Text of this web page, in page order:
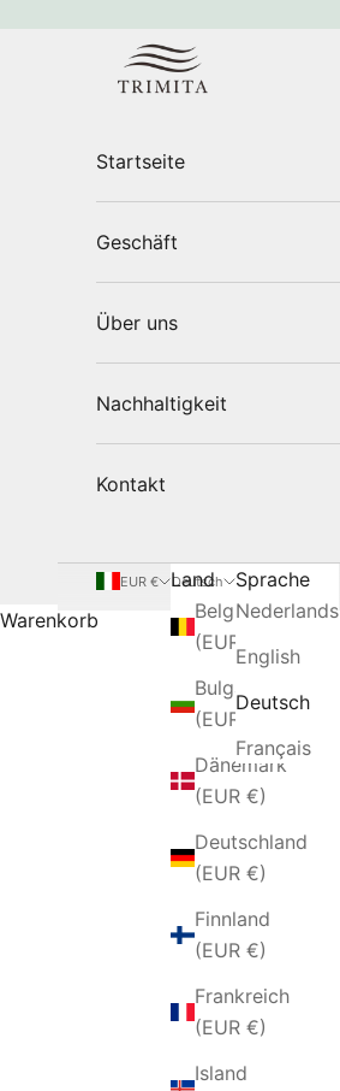
Startseite
Geschäft
Über uns
Nachhaltigkeit
Kontakt
EUR €
Land
Belgien
Bulgarien
Dänemark
(EUR €)
Deutschland
(EUR €)
Finnland
(EUR €)
Frankreich
(EUR €)
Island
Deutsch
Sprache
Nederlands
English
Deutsch
Français
Warenkorb